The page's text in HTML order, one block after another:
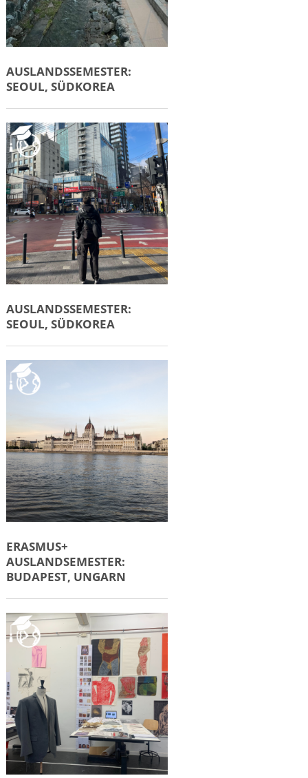
AUSLANDSSEMESTER:
SEOUL, SÜDKOREA
AUSLANDSSEMESTER:
SEOUL, SÜDKOREA
ERASMUS+
AUSLANDSEMESTER:
BUDAPEST, UNGARN